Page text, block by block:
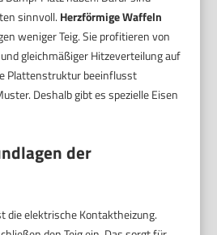
sinnvoll. Herzförmige Waffeln
weniger Teig. Sie profitieren von
gleichmäßiger Hitzeverteilung auf
Plattenstruktur beeinflusst
Deshalb gibt es spezielle Eisen
der
die elektrische Kontaktheizung.